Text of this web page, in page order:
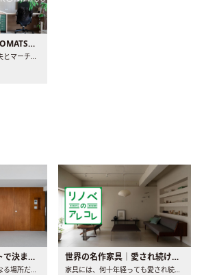
INDEX｜Mr.&Mrs. KOMATSU renovation diary
プロダクトデザイナーの夫とマーチャンダイザーの妻が、夫婦で..
キッチンはレイアウトで決まる。後悔しないための考え方と選び方
キッチンは生活の中心となる場所だからこそ、家の中のどこに置..
世界の名作家具｜愛され続ける理由と一生モノとの出会い方
家具には、何十年経っても愛され続ける「名作」と呼ばれるもの..